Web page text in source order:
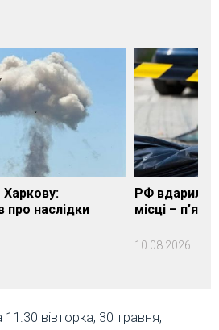
про наслідки
РФ вдарила
місці –
10.08.2026
вівторка, 30 травня,